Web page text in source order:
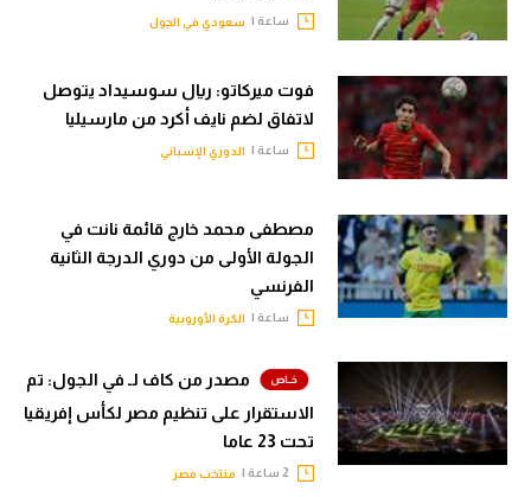
ساعة | سعودي في الجول
فوت ميركاتو: ريال سوسيداد يتوصل
لاتفاق لضم نايف أكرد من مارسيليا
ساعة | الدوري الإسباني
مصطفى محمد خارج قائمة نانت في
الجولة الأولى من دوري الدرجة الثانية
الفرنسي
ساعة | الكرة الأوروبية
مصدر من كاف لـ في الجول: تم
الاستقرار على تنظيم مصر لكأس إفريقيا
تحت 23 عاما
منتخب مصر